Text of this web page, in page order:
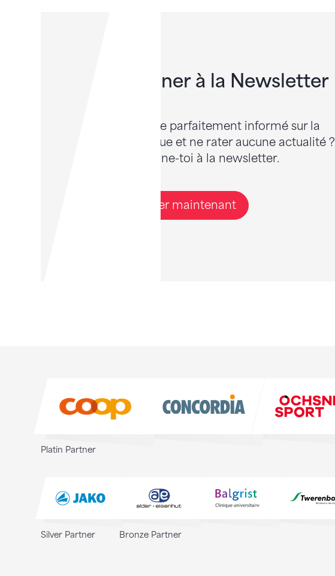
S'abonner à la Newsletter
Tu veux être parfaitement informé sur la
gymnastique et ne rater aucune actualité ?
Alors abonne-toi à la newsletter.
S'abonner maintenant
Platin Partner
Silver Partner Bronze Partner